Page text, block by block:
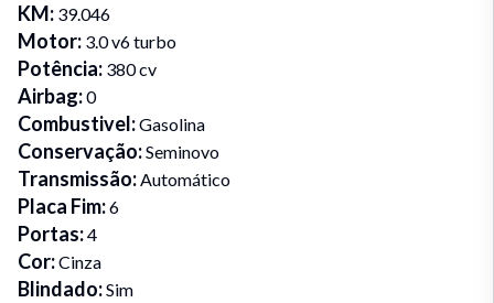
KM: 39.046
Motor: 3.0 v6 turbo
Potência: 380 cv
Airbag:0
Combustivel:Gasolina
Conservação:Seminovo
Transmissão:Automático
Placa Fim:6
Portas:4
Cor:Cinza
Blindado:Sim